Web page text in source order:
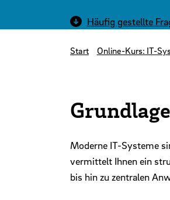
Häufig gestellte
Start Online-Kurs: IT-
Moderne IT-Systeme
vermittelt Ihnen ein
bis hin zu zentralen